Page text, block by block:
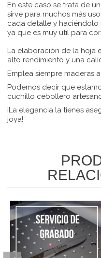
En este caso se trata de
sirve para muchos más
cada detalle y haciéndolo
ya que es muy útil para
La elaboración de la hoja
alto rendimiento y una
Emplea siempre maderas
Podemos decir que
cuchillo cebollero
¡La elegancia la tienes
joya!